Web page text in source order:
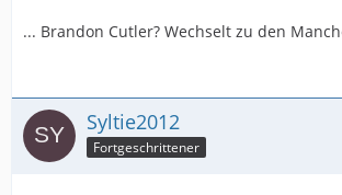
... Brandon Cutler? Wechselt zu den
Syltie2012
Fortgeschrittener